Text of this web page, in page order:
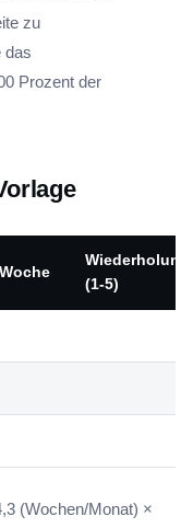
zu
das
Prozent der
Wiederholung
(1-5)
(Wochen/Monat) ×